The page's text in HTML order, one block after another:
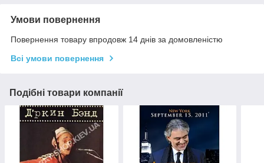
Умови повернення
Повернення товару впродовж 14 днів за домовленістю
Всі умови повернення
Подібні товари компанії